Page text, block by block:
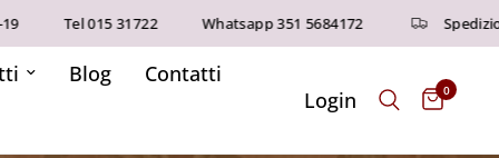
Tel 015 31722 Whatsapp 351 5684172
Blog
Contatti
Login 0